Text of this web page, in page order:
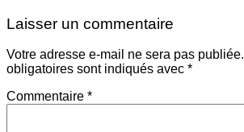
Laisser un commentaire
Votre adresse e-mail ne sera pas publiée.
obligatoires sont indiqués avec *
Commentaire *